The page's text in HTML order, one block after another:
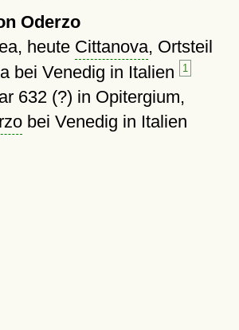
Oderzo
heute Cittanova, Ortsteil
bei Venedig in Italien
1
632 (?) in Opitergium,
bei Venedig in Italien